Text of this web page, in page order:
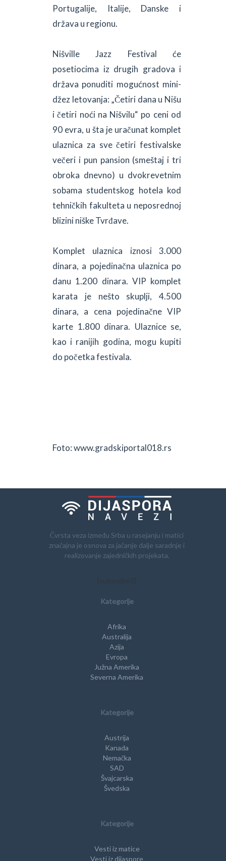
Portugalije, Italije, Danske i
država u regionu.
Nišville Jazz Festival će
posetiocima iz drugih gradova i
država ponuditi mogućnost mini-
džez letovanja: „Četiri dana u Nišu
i četiri noći na Nišvilu“ po ceni od
90 evra, u šta je uračunat komplet
ulaznica za sve četiri festivalske
večeri i pun pansion (smeštaj i tri
obroka dnevno) u dvokrevetnim
sobama studentskog hotela kod
tehničkih fakulteta u neposrednoj
blizini niške Tvrđave.
Komplet ulaznica iznosi 3.000
dinara, a pojedinačna ulaznica po
danu 1.200 dinara. VIP komplet
karata je nešto skuplji, 4.500
dinara, a cena pojedinačne VIP
karte 1.800 dinara. Ulaznice se,
kao i ranijih godina, mogu kupiti
do početka festivala.
Foto: www.gradskiportal018.rs
Čvrsta veza između Srba u rasejanju i matici
značajna je osnova za jačanje dalje saradnje i
realizovanje zajedničkih projekata.
[subscribe2]
Kategorije
Afrika
Australija
Azija
Evropa
Južna Amerika
Severna Amerika
Kategorije
Austrija
Kanada
Nemačka
SAD
Švajcarska
Švedska
Kategorije
Vesti iz matice
Vesti iz dijaspore